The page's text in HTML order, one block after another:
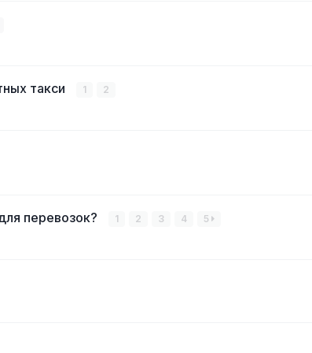
такси 1 2
перевозок? 1 2 3 4 5